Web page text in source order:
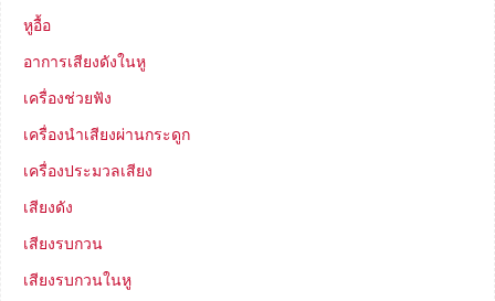
หูอื้อ
อาการเสียงดังในหู
เครื่องช่วยฟัง
เครื่องนำเสียงผ่านกระดูก
เครื่องประมวลเสียง
เสียงดัง
เสียงรบกวน
เสียงรบกวนในหู